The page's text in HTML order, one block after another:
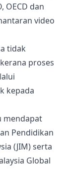
OECD dan
video
tidak
proses
kepada
mendapat
Pendidikan
(JIM) serta
Global